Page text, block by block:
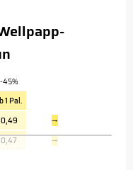
-45%
1 Pal.
0,49
→
0,47 →